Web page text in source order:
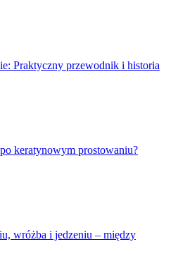
Praktyczny przewodnik i historia
keratynowym prostowaniu?
wróżba i jedzeniu – między